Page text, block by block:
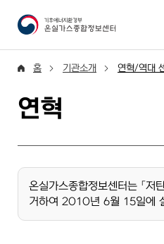
홈 기관소개 연혁/역대
연혁
온실가스종합정보센터는 「저
거하여 2010년 6월 15일에